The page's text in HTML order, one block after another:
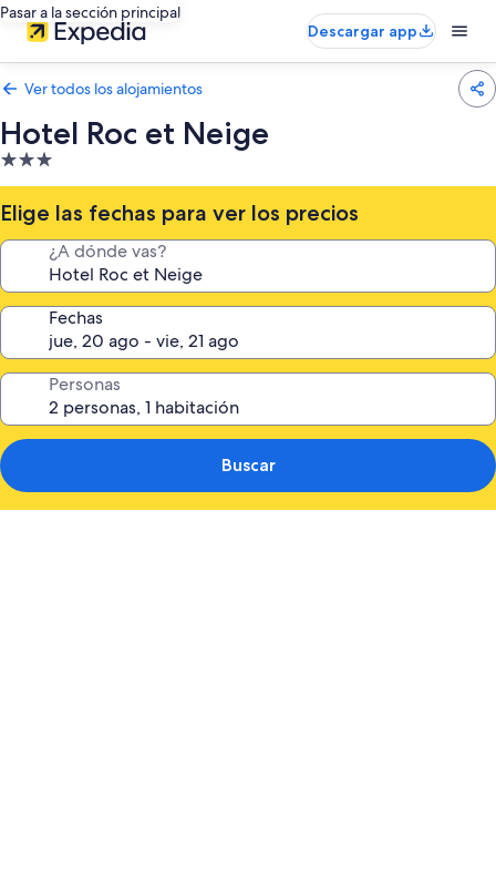
Pasar a la sección principal
Descargar app
Ver todos los alojamientos
Hotel Roc et Neige
Alojamiento
de
3.0 estrellas
Elige las fechas para ver los precios
¿A dónde vas?
Fechas
Personas
Buscar